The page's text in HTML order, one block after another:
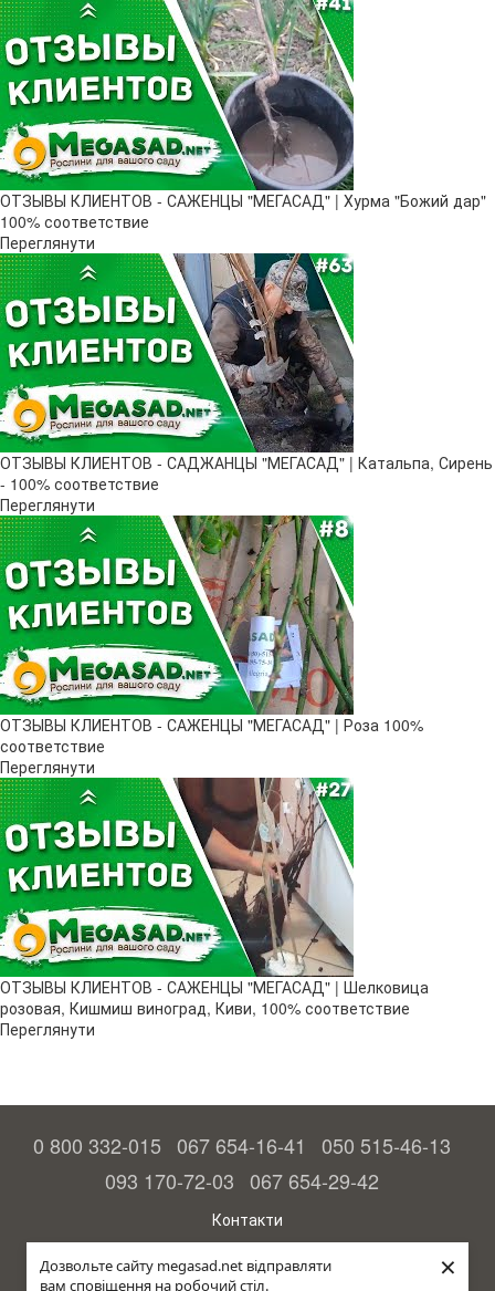
Дозвольте сайту megasad.net відправляти
вам сповіщення на робочий стіл.
×
ОТЗЫВЫ КЛИЕНТОВ - САЖЕНЦЫ "МЕГАСАД" | Хурма "Божий дар" ​
100% соответствие
Переглянути
ОТЗЫВЫ КЛИЕНТОВ - САДЖАНЦЫ "МЕГАСАД" | Катальпа, Сирень
- 100% соответствие
Переглянути
ОТЗЫВЫ КЛИЕНТОВ - САЖЕНЦЫ "МЕГАСАД" | Роза 100%
соответствие
Переглянути
ОТЗЫВЫ КЛИЕНТОВ - САЖЕНЦЫ "МЕГАСАД" | Шелковица
розовая, Кишмиш виноград, Киви, 100% соответствие
Переглянути
0 800 332-015 067 654-16-41
050 515-46-13
093 170-72-03 067 654-29-42
Контакти
Повна версія сайту